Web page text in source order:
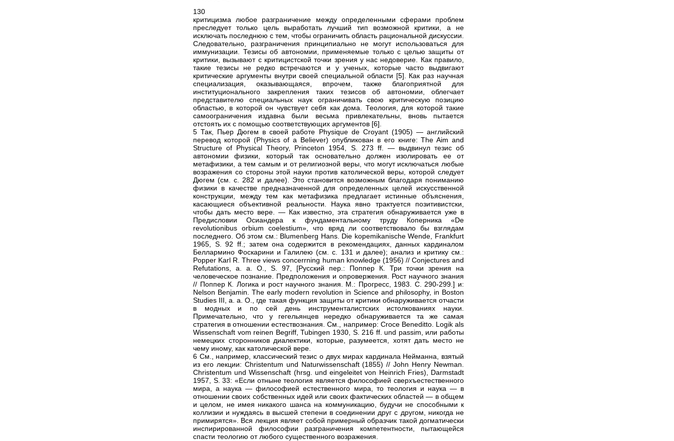
130
критицизма любое разграничение между определенными сферами проблем
преследует только цель выработать лучший тип возможной критики, а не
исключать последнюю с тем, чтобы ограничить область рациональной дискуссии.
Следовательно, разграничения принципиально не могут использоваться для
иммунизации. Тезисы об автономии, применяемые только с целью защиты от
критики, вызывают с критицистской точки зрения у нас недоверие. Как правило,
такие тезисы не редко встречаются и у ученых, которые часто выдвигают
критические аргументы внутри своей специальной области [5]. Как раз научная
специализация, оказывающаяся, впрочем, также благоприятной для
институционального закрепления таких тезисов об автономии, облегчает
представителю специальных наук ограничивать свою критическую позицию
областью, в которой он чувствует себя как дома. Теология, для которой такие
самоограничения издавна были весьма привлекательны, вновь пытается
отстоять их с помощью соответствующих аргументов [6].
5 Так, Пьер Дюгем в своей работе Physique de Croyant (1905) — английский
перевод которой (Physics of a Believer) опубликован в его книге: The Aim and
Structure of Physical Theory, Princeton 1954, S. 273 ff. — выдвинул тезис об
автономии физики, который так основательно должен изолировать ее от
метафизики, а тем самым и от религиозной веры, что могут исключаться любые
возражения со стороны этой науки против католической веры, которой следует
Дюгем (см. с. 282 и далее). Это становится возможным благодаря пониманию
физики в качестве предназначенной для определенных целей искусственной
конструкции, между тем как метафизика предлагает истинные объяснения,
касающиеся объективной реальности. Наука явно трактуется позитивистски,
чтобы дать место вере. — Как известно, эта стратегия обнаруживается уже в
Предисловии Осиандера к фундаментальному труду Коперника «De
revolutionibus orbium coelestium», что вряд ли соответствовало бы взглядам
последнего. Об этом см.: Blumenberg Hans. Die kopemikanische Wende, Frankfurt
1965, S. 92 ff.; затем она содержится в рекомендациях, данных кардиналом
Беллармино Фоскарини и Галилею (см. с. 131 и далее); анализ и критику см.:
Popper Karl R. Three views concerrning human knowledge (1956) // Conjectures and
Refutations, a. a. O., S. 97, [Русский пер.: Поппер К. Три точки зрения на
человеческое познание. Предположения и опровержения. Рост научного знания
// Поппер К. Логика и рост научного знания. М.: Прогресс, 1983. С. 290-299.] и:
Nelson Benjamin. The early modern revolution in Science and philosophy, in Boston
Studies III, а. а. О., где такая функция защиты от критики обнаруживается отчасти
в модных и по сей день инструменталистских истолкованиях науки.
Примечательно, что у гегельянцев нередко обнаруживается та же самая
стратегия в отношении естествознания. См., например: Croce Beneditto. Logik als
Wissenschaft vom reinen Begriff, Tubingen 1930, S. 216 ff. und passim, или работы
немецких сторонников диалектики, которые, разумеется, хотят дать место не
чему иному, как католической вере.
6 См., например, классический тезис о двух мирах кардинала Нейманна, взятый
из его лекции: Christentum und Naturwissenschaft (1855) // John Henry Newman.
Christentum und Wissenschaft (hrsg. und eingeleitet von Heinrich Fries), Darmstadt
1957, S. 33: «Если отныне теология является философией сверхъестественного
мира, а наука — философией естественного мира, то теология и наука — в
отношении своих собственных идей или своих фактических областей — в общем
и целом, не имея никакого шанса на коммуникацию, будучи не способными к
коллизии и нуждаясь в высшей степени в соединении друг с другом, никогда не
примирятся». Вся лекция являет собой примерный образчик такой догматически
инспирированной философии разграничения компетентности, пытающейся
спасти теологию от любого существенного возражения.